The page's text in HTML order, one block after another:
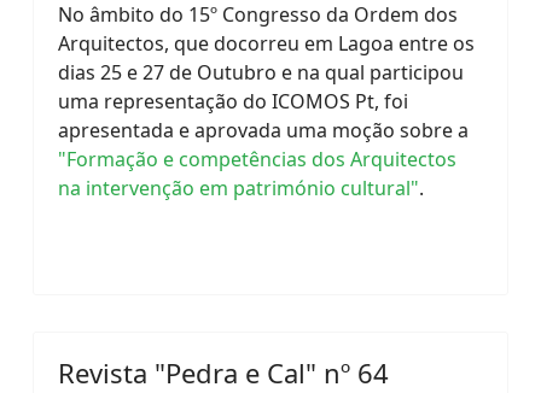
No âmbito do 15º Congresso da Ordem dos
Arquitectos, que docorreu em Lagoa entre os
dias 25 e 27 de Outubro e na qual participou
uma representação do ICOMOS Pt, foi
apresentada e aprovada uma moção sobre a
"Formação e competências dos Arquitectos
na intervenção em património cultural".
Revista "Pedra e Cal" nº 64